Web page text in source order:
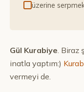
üzerine
Gül Kurabiye. Biraz
inatla yaptım:)
vermeyi de.